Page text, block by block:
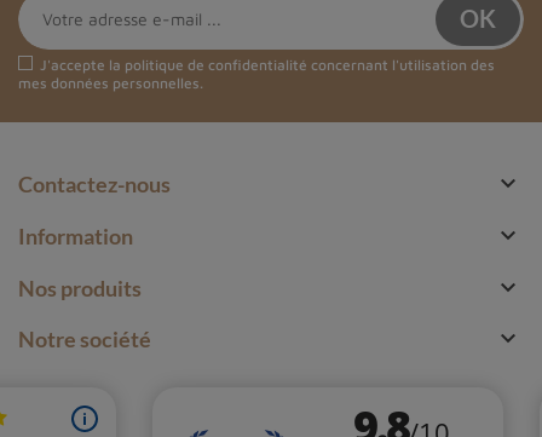
J'accepte la politique de confidentialité concernant l'utilisation des
mes données personnelles.
Contactez-nous 
Information 
Nos produits 
Notre société 